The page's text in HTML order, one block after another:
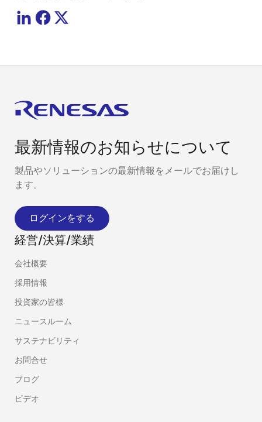
最新情報のお知らせについて
製品やソリューションの最新情報をメールでお届けし
ます。
ログインをする
経営/決算/業績
会社概要
採用情報
投資家の皆様
ニュースルーム
サステナビリティ
お問合せ
ブログ
ビデオ